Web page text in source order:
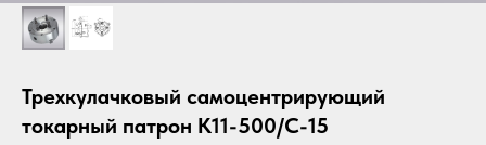
Трехкулачковый самоцентрирующий
токарный патрон K11-500/C-15